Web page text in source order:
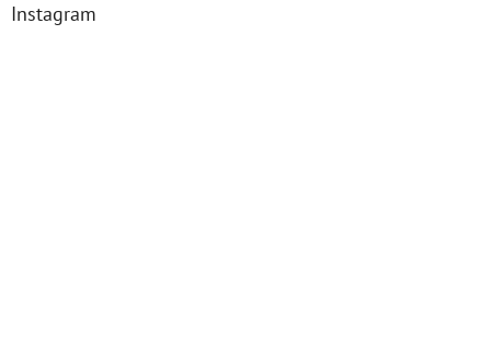
Instagram